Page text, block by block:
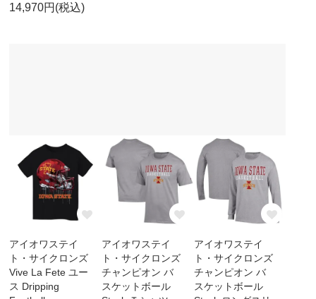
14,970円(税込)
アイオワステイ
ト・サイクロンズ
Vive La Fete ユー
ス Dripping
アイオワステイ
ト・サイクロンズ
チャンピオン バ
スケットボール
アイオワステイ
ト・サイクロンズ
チャンピオン バ
スケットボール